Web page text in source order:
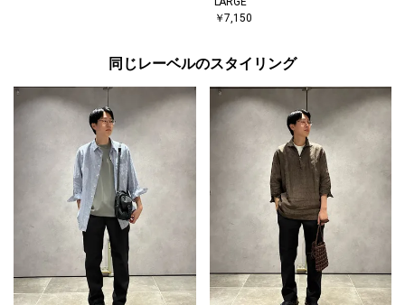
￥7,150
同じレーベルのスタイリング